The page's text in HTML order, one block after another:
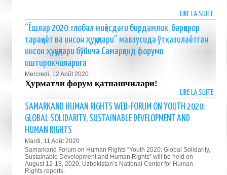
ON
LIRE LA SUITEDE
ПО
“Ёшлар 2020: глобал миқёсдаги бирдамлик, барқарор
тараққиёт ва инсон ҳуқуқлари” мавзусида ўтказилаётган
инсон ҳуқуқлари бўйича Самарқанд форуми
иштирокчиларига
Mercredi, 12 Août 2020
Ҳурматли форум қатнашчилари!
LIRE LA SUITEDE
SAMARKAND HUMAN RIGHTS WEB-FORUM ON YOUTH 2020:
GLOBAL SOLIDARITY, SUSTAINABLE DEVELOPMENT AND
HUMAN RIGHTS
Mardi, 11 Août 2020
Samarkand Forum on Human Rights “Youth 2020: Global Solidarity,
Sustainable Development and Human Rights” will be held on
August 12-13, 2020, Uzbekistan’s National Center for Human
Rights reports.